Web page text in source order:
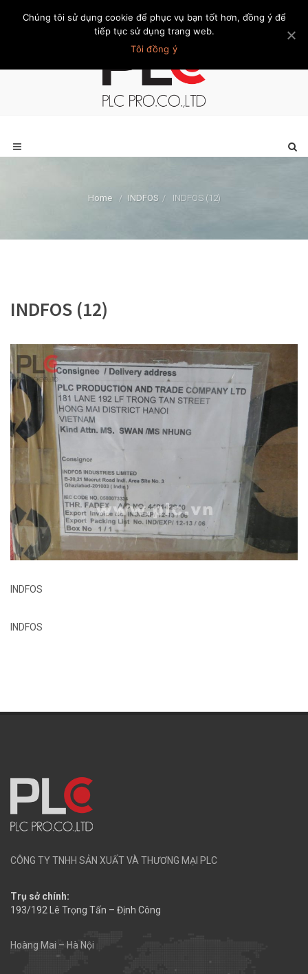
Trang chủ Giới thiệu Khách hàng Liên hệ Thành viên
Home / INDFOS / INDFOS (12)
INDFOS (12)
INDFOS
INDFOS
CÔNG TY TNHH SẢN XUẤT VÀ THƯƠNG MẠI PLC
Trụ sở chính:
193/192 Lê Trọng Tấn – Định Công
Hoàng Mai – Hà Nội
Chúng tôi sử dụng cookie để phục vụ bạn tốt hơn, đồng ý để
tiếp tục sử dụng trang web.
Tôi đồng ý